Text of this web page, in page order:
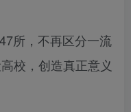
，不再区分一流
校，创造真正意义